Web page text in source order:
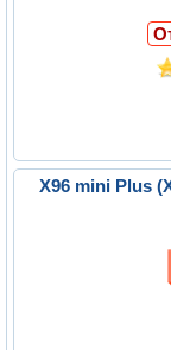
X96 mini Plus